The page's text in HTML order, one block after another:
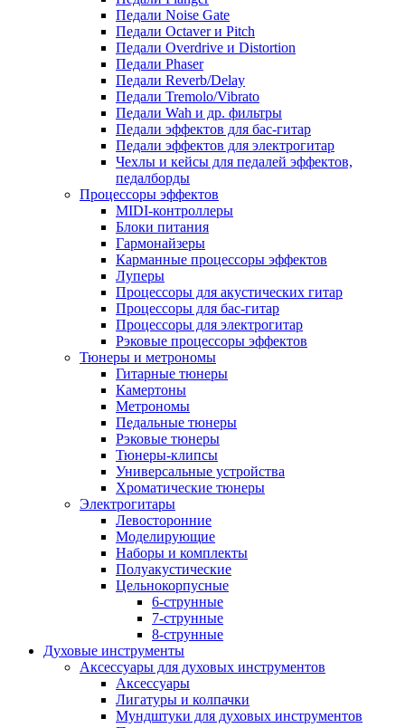
Педали Noise Gate
Педали Octaver и Pitch
Педали Overdrive и Distortion
Педали Phaser
Педали Reverb/Delay
Педали Tremolo/Vibrato
Педали Wah и др. фильтры
Педали эффектов для бас-гитар
Педали эффектов для электрогитар
Чехлы и кейсы для педалей эффектов,
педалборды
Процессоры эффектов
MIDI-контроллеры
Блоки питания
Гармонайзеры
Карманные процессоры эффектов
Луперы
Процессоры для акустических гитар
Процессоры для бас-гитар
Процессоры для электрогитар
Рэковые процессоры эффектов
Тюнеры и метрономы
Гитарные тюнеры
Камертоны
Метрономы
Педальные тюнеры
Рэковые тюнеры
Тюнеры-клипсы
Универсальные устройства
Хроматические тюнеры
Электрогитары
Левосторонние
Моделирующие
Наборы и комплекты
Полуакустические
Цельнокорпусные
6-струнные
7-струнные
8-струнные
Духовые инструменты
Аксессуары для духовых инструментов
Аксессуары
Лигатуры и колпачки
Мундштуки для духовых инструментов